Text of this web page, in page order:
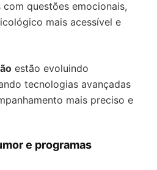
questões emocionais,
mais acessível e
estão evoluindo
tecnologias avançadas
mais preciso e
e programas